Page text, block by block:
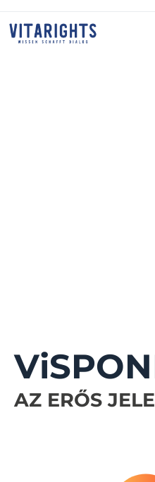
AZ ERŐS